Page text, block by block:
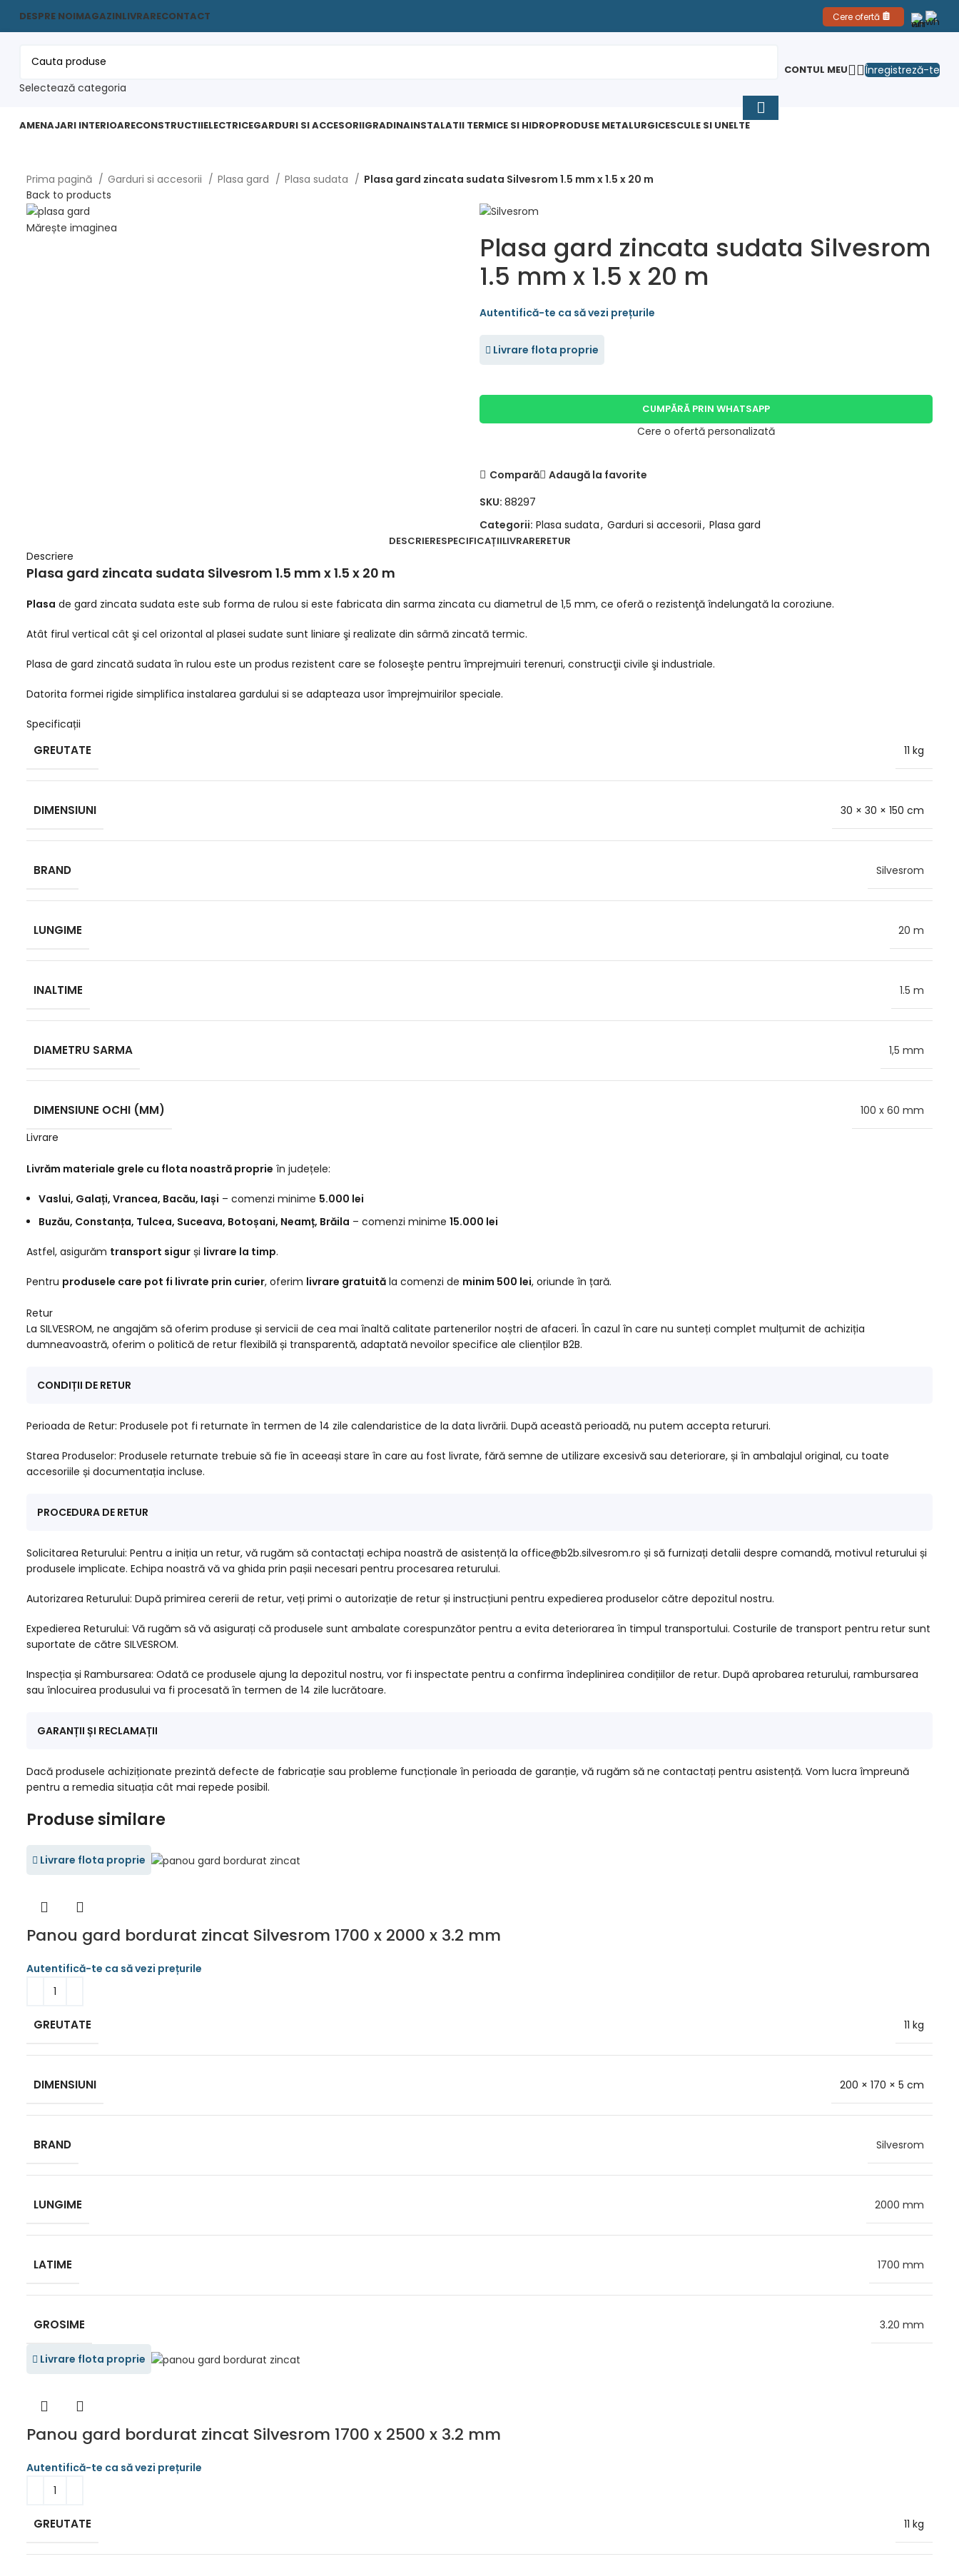
DESPRE NOIMAGAZINLIVRARECONTACT Cere ofertă
Selectează categoria
CONTUL MEU Înregistreză-te
AMENAJARI INTERIOARECONSTRUCTIIELECTRICEGARDURI SI ACCESORIIGRADINAINSTALATII TERMICE SI HIDROPRODUSE METALURGICESCULE SI UNELTE
Prima pagină Garduri si accesorii Plasa gard Plasa sudata
Plasa gard zincata sudata Silvesrom 1.5 mm x 1.5 x 20 m
Back to products
Mărește imaginea
Plasa gard zincata sudata Silvesrom
1.5 mm x 1.5 x 20 m
Livrare flota proprie
CUMPĂRĂ PRIN WHATSAPP
Cere o ofertă personalizată
Compară
Adaugă la favorite
SKU: 88297
Categorii: Plasa sudata, Garduri si accesorii, Plasa gard
DESCRIERESPECIFICAȚIILIVRARERETUR
Descriere
Plasa gard zincata sudata Silvesrom 1.5 mm x 1.5 x 20 m
Plasa de gard zincata sudata este sub forma de rulou si este fabricata din sarma zincata cu diametrul de 1,5 mm, ce oferă o rezistenţă îndelungată la coroziune.
Atât firul vertical cât şi cel orizontal al plasei sudate sunt liniare şi realizate din sârmă zincată termic.
Plasa de gard zincată sudata în rulou este un produs rezistent care se foloseşte pentru împrejmuiri terenuri, construcţii civile şi industriale.
Datorita formei rigide simplifica instalarea gardului si se adapteaza usor împrejmuirilor speciale.
Specificații
GREUTATE 11 kg
DIMENSIUNI 30 × 30 × 150 cm
BRAND Silvesrom
LUNGIME 20 m
INALTIME 1.5 m
DIAMETRU SARMA 1,5 mm
DIMENSIUNE OCHI (MM)
100 x 60 mm
Livrare
Livrăm materiale grele cu flota noastră proprie în județele:
Vaslui, Galați, Vrancea, Bacău, Iași – comenzi minime 5.000 lei
Buzău, Constanța, Tulcea, Suceava, Botoșani, Neamț, Brăila – comenzi minime 15.000 lei
Astfel, asigurăm transport sigur și livrare la timp.
Pentru produsele care pot fi livrate prin curier, oferim livrare gratuită la comenzi de minim 500 lei, oriunde în țară.
Retur
La SILVESROM, ne angajăm să oferim produse și servicii de cea mai înaltă calitate partenerilor noștri de afaceri. În cazul în care nu sunteți complet mulțumit de achiziția
dumneavoastră, oferim o politică de retur flexibilă și transparentă, adaptată nevoilor specifice ale clienților B2B.
CONDIȚII DE RETUR
Perioada de Retur: Produsele pot fi returnate în termen de 14 zile calendaristice de la data livrării. După această perioadă, nu putem accepta retururi.
Starea Produselor: Produsele returnate trebuie să fie în aceeași stare în care au fost livrate, fără semne de utilizare excesivă sau deteriorare, și în ambalajul original, cu toate
accesoriile și documentația incluse.
PROCEDURA DE RETUR
Solicitarea Returului: Pentru a iniția un retur, vă rugăm să contactați echipa noastră de asistență la office@b2b.silvesrom.ro și să furnizați detalii despre comandă, motivul returului și
produsele implicate. Echipa noastră vă va ghida prin pașii necesari pentru procesarea returului.
Autorizarea Returului: După primirea cererii de retur, veți primi o autorizație de retur și instrucțiuni pentru expedierea produselor către depozitul nostru.
Expedierea Returului: Vă rugăm să vă asigurați că produsele sunt ambalate corespunzător pentru a evita deteriorarea în timpul transportului. Costurile de transport pentru retur sunt
suportate de către SILVESROM.
Inspecția și Rambursarea: Odată ce produsele ajung la depozitul nostru, vor fi inspectate pentru a confirma îndeplinirea condițiilor de retur. După aprobarea returului, rambursarea
sau înlocuirea produsului va fi procesată în termen de 14 zile lucrătoare.
GARANȚII ȘI RECLAMAȚII
Dacă produsele achiziționate prezintă defecte de fabricație sau probleme funcționale în perioada de garanție, vă rugăm să ne contactați pentru asistență. Vom lucra împreună
pentru a remedia situația cât mai repede posibil.
Produse similare
Livrare flota proprie
Panou gard bordurat zincat Silvesrom 1700 x 2000 x 3.2 mm
GREUTATE 11 kg
DIMENSIUNI 200 × 170 × 5 cm
BRAND Silvesrom
LUNGIME 2000 mm
LATIME 1700 mm
GROSIME 3.20 mm
Livrare flota proprie
Panou gard bordurat zincat Silvesrom 1700 x 2500 x 3.2 mm
GREUTATE 11 kg